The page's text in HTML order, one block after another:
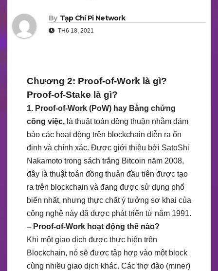
By Tạp Chí Pi Network
TH6 18, 2021
Chương 2: Proof-of-Work là gì?
Proof-of-Stake là gì?
1. Proof-of-Work (PoW) hay Bằng chứng
công việc, là thuật toán đồng thuận nhằm đảm
bảo các hoạt động trên blockchain diễn ra ổn
định và chính xác. Được giới thiệu bởi SatoShi
Nakamoto trong sách trắng Bitcoin năm 2008,
đây là thuật toán đồng thuận đầu tiên được tạo
ra trên blockchain và đang được sử dụng phổ
biến nhất, nhưng thực chất ý tưởng sơ khai của
công nghệ này đã được phát triển từ năm 1991.
– Proof-of-Work hoạt động thế nào?
Khi một giao dịch được thực hiện trên
Blockchain, nó sẽ được tập hợp vào một block
cùng nhiều giao dịch khác. Các thợ đào (miner)